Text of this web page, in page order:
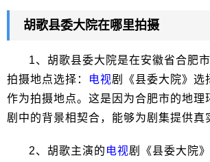
胡歌县委大院在哪里拍摄
1、胡歌县委大院是在安徽省合肥
拍摄地点选择：
电视剧《县委大院》选
作为拍摄地点。这是因为合肥市的地理
剧中的背景相契合，能够为剧集提供真
2、胡歌主演的 电视剧《县委大院